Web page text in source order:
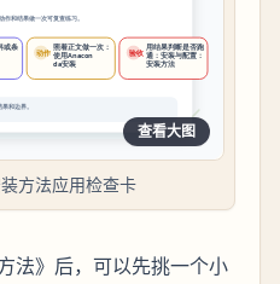
查看大图
方法应用检查卡
法》后，可以先挑一个小